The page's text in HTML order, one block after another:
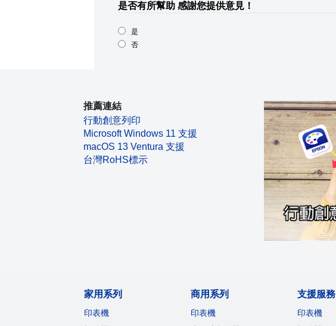
是否有所幫助 感謝您提供意見！
是
否
推薦連結
行動創意列印
Microsoft Windows 11 支援
macOS 13 Ventura 支援
台灣RoHS標示
家用系列
印表機
商用系列
印表機
支援服務
印表機